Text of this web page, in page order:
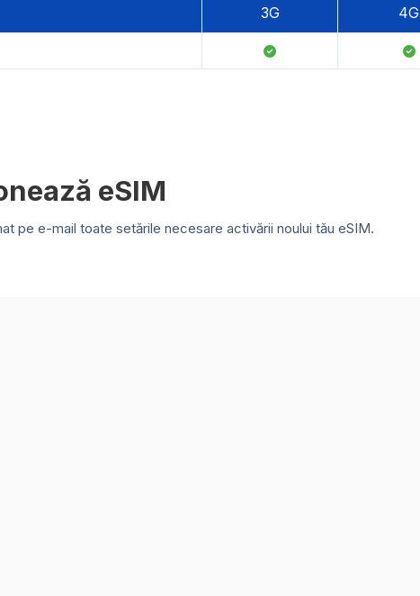
3G 4G
eSIM
pe e-mail toate setările necesare activării noului tău eSIM.